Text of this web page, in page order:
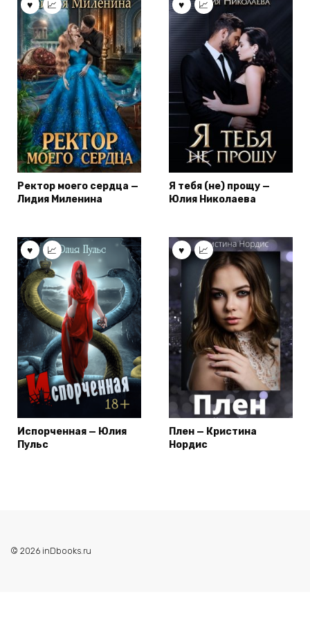
Ректор моего сердца —
Лидия Миленина
Я тебя (не) прощу —
Юлия Николаева
Испорченная — Юлия
Пульс
Плен — Кристина
Нордис
© 2026 inDbooks.ru